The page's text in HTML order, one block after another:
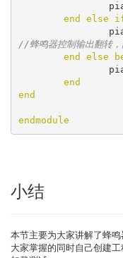
end
else
//蜂鸣器控制输出翻转，
end
else
end
end
endmodule
小结
本节主要为大家讲解了蜂
大家掌握的同时自己创建